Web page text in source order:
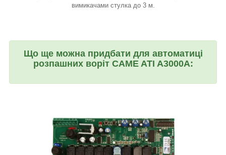
вимикачами стулка до 3 м.
Що ще можна придбати для автоматиці
розпашних воріт CAME ATI A3000A: